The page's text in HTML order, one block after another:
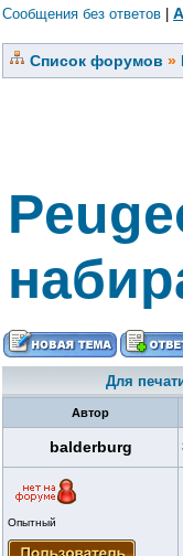
Сообщения без ответов
Список форумов »
Для
Автор
balderburg
Опытный